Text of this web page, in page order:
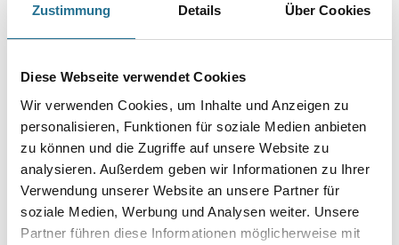
Zustimmung Details Über Cookies
Diese Webseite verwendet Cookies
Wir verwenden Cookies, um Inhalte und Anzeigen zu
personalisieren, Funktionen für soziale Medien anbieten
zu können und die Zugriffe auf unsere Website zu
analysieren. Außerdem geben wir Informationen zu Ihrer
Verwendung unserer Website an unsere Partner für
soziale Medien, Werbung und Analysen weiter. Unsere
Partner führen diese Informationen möglicherweise mit
Farbtonbezeichnung
Länge in centimeter
Breite in centimeter
Gebinde